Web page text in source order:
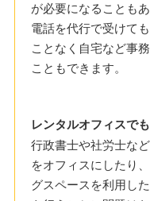
が必要になることも
電話を代行で受けて
ことなく自宅など事
こともできます。
レンタルオフィスで
行政書士や社労士な
をオフィスにしたり
グスペースを利用し